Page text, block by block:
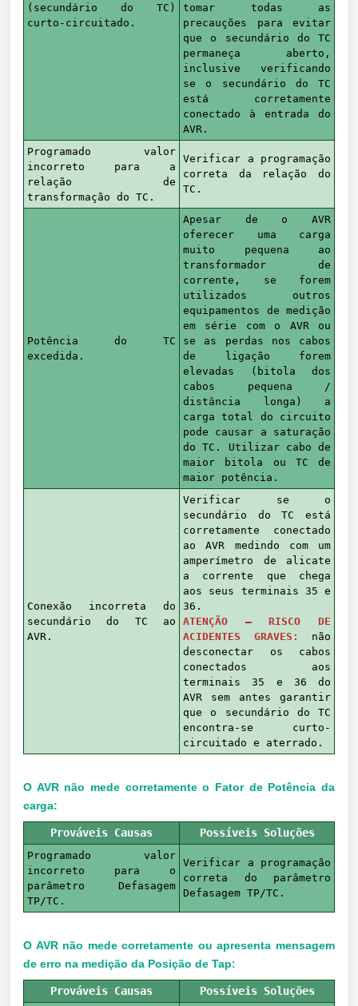
(secundário do TC)
curto-circuitado.
tomar todas as
precauções para evitar
que o secundário do TC
permaneça aberto,
inclusive verificando
se o secundário do TC
está corretamente
conectado à entrada do
AVR.
Programado valor
incorreto para a
relação de
transformação do TC.
Verificar a programação
correta da relação do
TC.
Potência do TC
excedida.
Apesar de o AVR
oferecer uma carga
muito pequena ao
transformador de
corrente, se forem
utilizados outros
equipamentos de medição
em série com o AVR ou
se as perdas nos cabos
de ligação forem
elevadas (bitola dos
cabos pequena /
distância longa) a
carga total do circuito
pode causar a saturação
do TC. Utilizar cabo de
maior bitola ou TC de
maior potência.
Conexão incorreta do
secundário do TC ao
AVR.
Verificar se o
secundário do TC está
corretamente conectado
ao AVR medindo com um
amperímetro de alicate
a corrente que chega
aos seus terminais 35 e
36.
ATENÇÃO — RISCO DE
ACIDENTES GRAVES:
não
desconectar os cabos
conectados aos
terminais 35 e 36 do
AVR sem antes garantir
que o secundário do TC
encontra-se curto-
circuitado e aterrado.
O AVR não mede corretamente o Fator de Potência da
carga:
Prováveis Causas Possíveis Soluções
Programado valor
incorreto para o
parâmetro Defasagem
TP/TC.
Verificar a programação
correta do parâmetro
Defasagem TP/TC.
O AVR não mede corretamente ou apresenta mensagem
de erro na medição da Posição de Tap:
Prováveis Causas Possíveis Soluções